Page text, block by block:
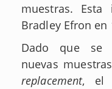
muestras.
Bradley Efron en
Dado que se
nuevas
replacement, el